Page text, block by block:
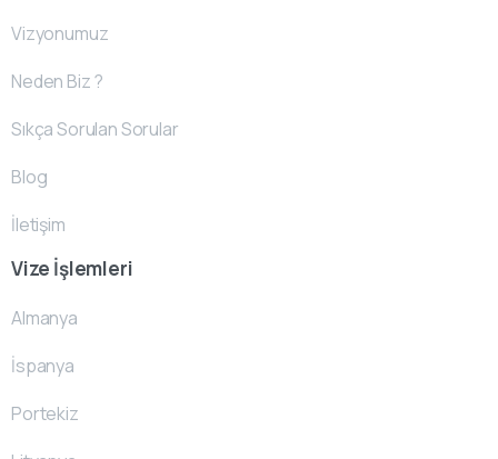
Vizyonumuz
Neden Biz ?
Sıkça Sorulan Sorular
Blog
İletişim
Vize İşlemleri
Almanya
İspanya
Portekiz